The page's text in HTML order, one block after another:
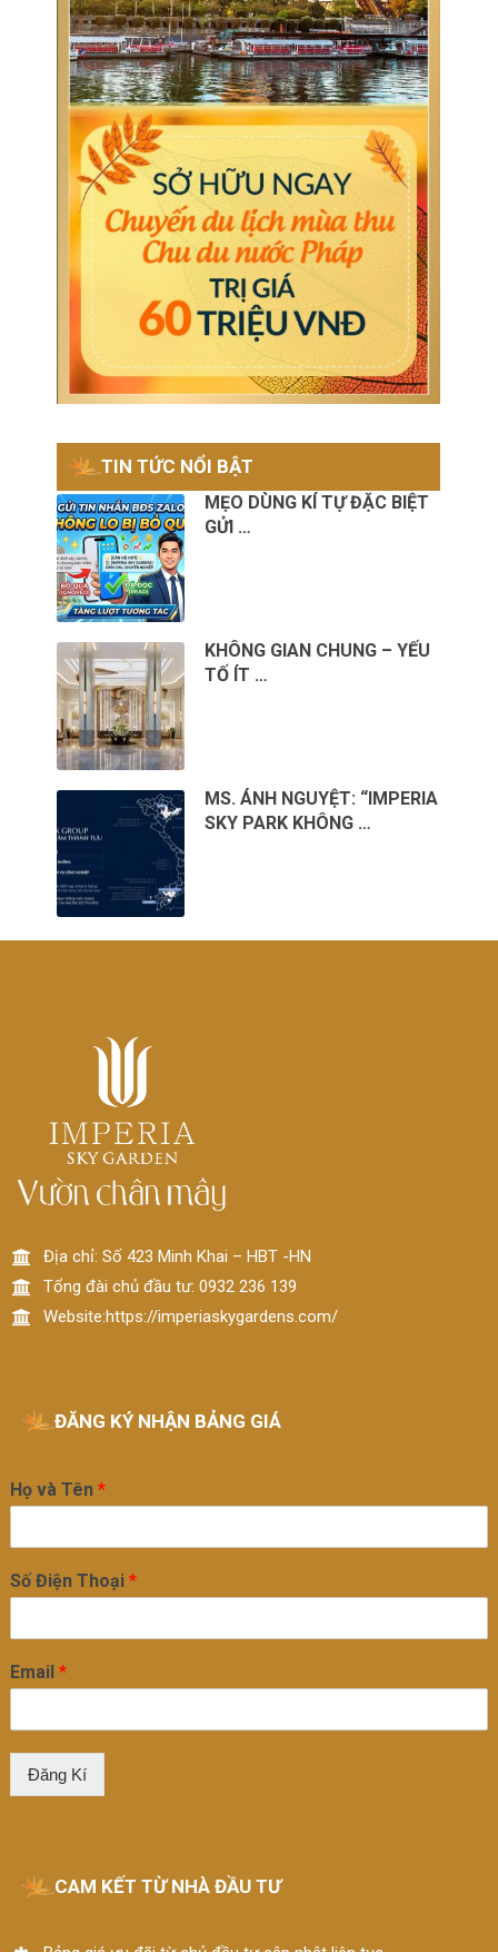
TIN TỨC NỔI BẬT
MẸO DÙNG KÍ TỰ ĐẶC BIỆT
GỬI …
KHÔNG GIAN CHUNG – YẾU
TỐ ÍT …
MS. ÁNH NGUYỆT: “IMPERIA
SKY PARK KHÔNG …
Địa chỉ: Số 423 Minh Khai – HBT -HN
Tổng đài chủ đầu tư: 0932 236 139
Website:https://imperiaskygardens.com/
ĐĂNG KÝ NHẬN BẢNG GIÁ
Họ và Tên *
Số Điện Thoại *
Email *
Đăng Kí
CAM KẾT TỪ NHÀ ĐẦU TƯ